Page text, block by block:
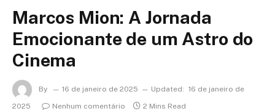
Marcos Mion: A Jornada
Emocionante de um Astro do
Cinema
By 16 de janeiro de 2025 Updated: 16 de janeiro de
2025
Nenhum comentário 2 Mins Read